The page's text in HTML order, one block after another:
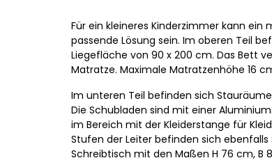
Für ein kleineres Kinderzimmer kann
passende Lösung sein. Im oberen Teil
Liegefläche von 90 x 200 cm. Das Bett
Matratze. Maximale Matratzenhöhe 16
Im unteren Teil befinden sich
Die Schubladen sind mit einer
im Bereich mit der Kleiderstange für
Stufen der Leiter befinden sich
Schreibtisch mit den Maßen H 76 cm, B